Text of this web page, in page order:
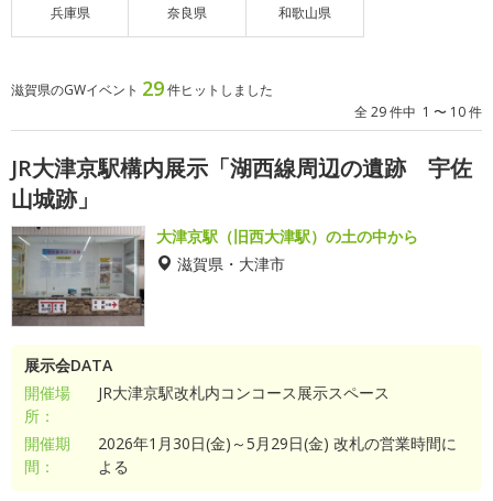
兵庫県 奈良県 和歌山県
滋賀県のGWイベント 29件ヒットしました
全 29 件中 1 〜 10 件
JR大津京駅構内展示「湖西線周辺の遺跡 宇佐
山城跡」
大津京駅（旧西大津駅）の土の中から
滋賀県・大津市
展示会DATA
開催場
所：
JR大津京駅改札内コンコース展示スペース
開催期
間：
2026年1月30日(金)～5月29日(金) 改札の営業時間に
よる